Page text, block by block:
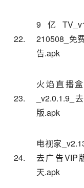
22.
9亿
210508_免
告.apk
23.
火焰直播
_v2.0.1.9_
版.apk
24.
电视家
去广告VIP
天.apk